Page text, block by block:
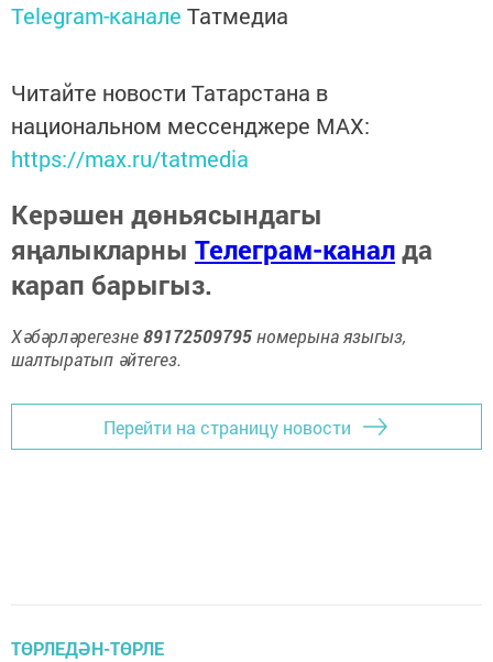
Telegram-канале Татмедиа
Читайте новости Татарстана в
национальном мессенджере MАХ:
https://max.ru/tatmedia
Керәшен дөньясындагы
яңалыкларны Телеграм-каналда
карап барыгыз.
Хәбәрләрегезне89172509795номерына языгыз,
шалтыратып әйтегез.
Перейти на страницу новости
ТӨРЛЕДӘН-ТӨРЛЕ